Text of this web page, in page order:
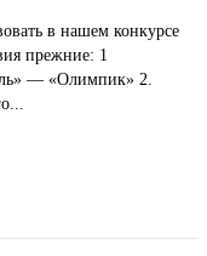
в нашем конкурсе
прежние: 1
— «Олимпик» 2.